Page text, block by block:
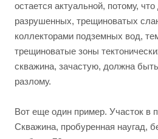
остается актуальной, потому,
разрушенных, трещиноватых
коллекторами подземных вод,
трещиноватые зоны
скважина, зачастую, должна
разлому.
Вот еще один пример. Участок в
Скважина, пробуренная наугад,